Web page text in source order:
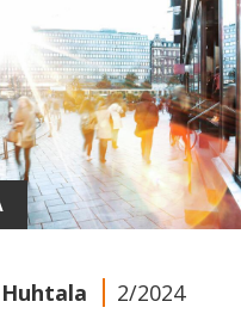
2/2024